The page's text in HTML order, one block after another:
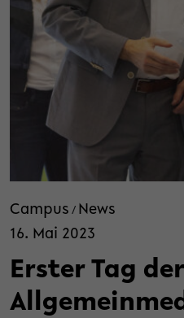
Campus / News
16. Mai 2023
Erster Tag der